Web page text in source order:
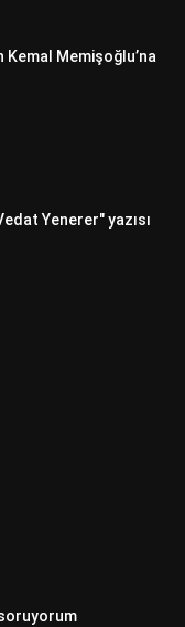
Kemal Memişoğlu’na
Yenerer" yazısı